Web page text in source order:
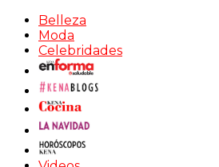
Belleza
Moda
Celebridades